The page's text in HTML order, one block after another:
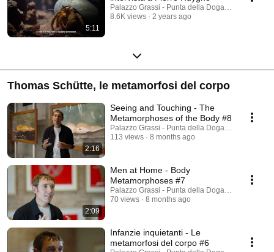
5:11
Palazzo Grassi - Punta della Dogana
8.6K views
2 years ago
Thomas Schütte, le metamorfosi del corpo
2:16
Seeing and Touching - The
Metamorphoses of the Body #8
Palazzo Grassi - Punta della Dogana
113 views
8 months ago
2:09
Men at Home - Body
Metamorphoses #7
Palazzo Grassi - Punta della Dogana
70 views
8 months ago
Infanzie inquietanti - Le
metamorfosi del corpo #6